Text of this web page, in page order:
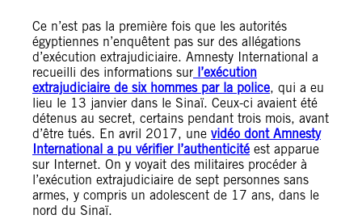
Ce n’est pas la première fois que les autorités
égyptiennes n’enquêtent pas sur des allégations
d’exécution extrajudiciaire. Amnesty International a
recueilli des informations sur l’exécution
extrajudiciaire de six hommes par la police, qui a eu
lieu le 13 janvier dans le Sinaï. Ceux-ci avaient été
détenus au secret, certains pendant trois mois, avant
d’être tués. En avril 2017, une vidéo dont Amnesty
International a pu vérifier l’authenticité est apparue
sur Internet. On y voyait des militaires procéder à
l’exécution extrajudiciaire de sept personnes sans
armes, y compris un adolescent de 17 ans, dans le
nord du Sinaï.